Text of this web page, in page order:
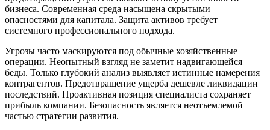
бизнеса. Современная среда насыщена скрытыми
опасностями для капитала. Защита активов требует
системного профессионального подхода.
Угрозы часто маскируются под обычные хозяйственные
операции. Неопытный взгляд не заметит надвигающейся
беды. Только глубокий анализ выявляет истинные намерения
контрагентов. Предотвращение ущерба дешевле ликвидации
последствий. Проактивная позиция специалиста сохраняет
прибыль компании. Безопасность является неотъемлемой
частью стратегии развития.